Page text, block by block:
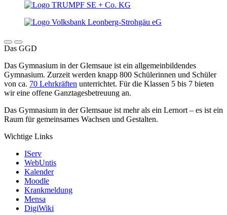
Das GGD
Das Gymnasium in der Glemsaue ist ein allgemeinbildendes
Gymnasium. Zurzeit werden knapp 800 Schülerinnen und Schüler
von ca. 70 Lehrkräften unterrichtet. Für die Klassen 5 bis 7 bieten
wir eine offene Ganztagesbetreuung an.
Das Gymnasium in der Glemsaue ist mehr als ein Lernort – es ist ein
Raum für gemeinsames Wachsen und Gestalten.
Wichtige Links
IServ
WebUntis
Kalender
Moodle
Krankmeldung
Mensa
DigiWiki